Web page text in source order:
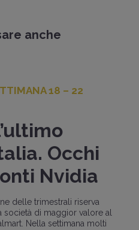
anche
– 22
riserva
valore al
molti
Sul fronte